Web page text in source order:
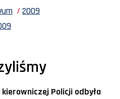
2009
Policji odbyła